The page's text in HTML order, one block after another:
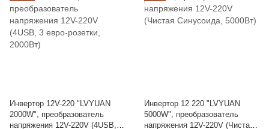
Инвертор 12V-220 "LVYUAN
2000W", преобразователь
напряжения 12V-220V (4USB, 3
Инвертор 12 220 "LVYUAN
5000W", преобразователь
напряжения 12V-220V (Чистая